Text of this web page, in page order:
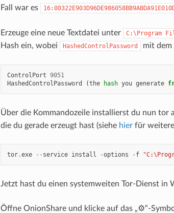
Fall war es
Erzeuge eine neue Textdatei unter C:\Program
Hash ein, wobei
HashedControlPassword mit dem
ControlPort 9051
HashedControlPassword
(the hash you generate
Über die Kommandozeile installierst du nun tor
die du gerade erzeugt hast (siehe hierfür weitere
tor.exe -- service install -options - f
Jetzt hast du einen systemweiten Tor-Dienst in
Öffne OnionShare und klicke auf das „⚙“-